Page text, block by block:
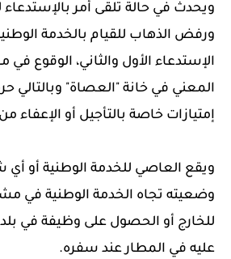
ويحدث في حالة تلقى أمر بالإستدعاء
ورفض الذهاب للقيام بالخدمة
الإستدعاء الأول والثاني، الوقوع
المعني في خانة "العصاة" وبالتالي
إمتيازات خاصة بالتأجيل أو الإعفاء
ويقع العاصي للخدمة الوطنية أو
وضعيته تجاه الخدمة الوطنية في
للخارج أو الحصول على وظيفة في
عليه في المطار عند سفره.